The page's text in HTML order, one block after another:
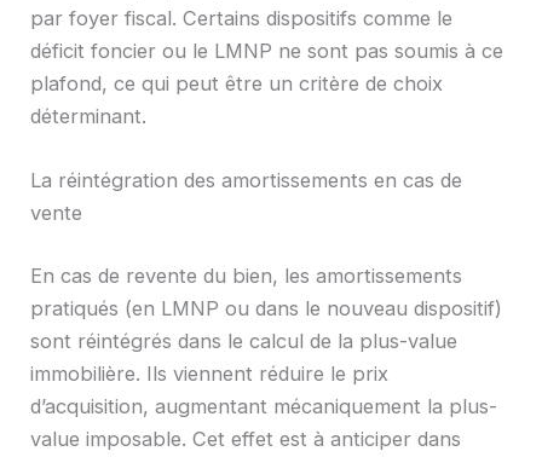
par foyer fiscal. Certains dispositifs comme le
déficit foncier ou le LMNP ne sont pas soumis à ce
plafond, ce qui peut être un critère de choix
déterminant.
La réintégration des amortissements en cas de
vente
En cas de revente du bien, les amortissements
pratiqués (en LMNP ou dans le nouveau dispositif)
sont réintégrés dans le calcul de la plus-value
immobilière. Ils viennent réduire le prix
d’acquisition, augmentant mécaniquement la plus-
value imposable. Cet effet est à anticiper dans